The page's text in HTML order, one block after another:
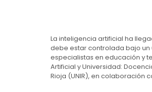
La inteligencia artificial ha
debe estar controlada bajo un
especialistas en educación y
Artificial y Universidad:
Rioja (UNIR), en colaboración